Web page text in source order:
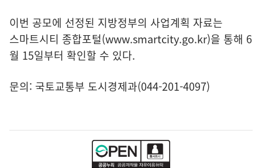
이번 공모에 선정된 지방정부의 사업계획 자료는
스마트시티 종합포털(www.smartcity.go.kr)을 통해 6
월 15일부터 확인할 수 있다.
문의: 국토교통부 도시경제과(044-201-4097)